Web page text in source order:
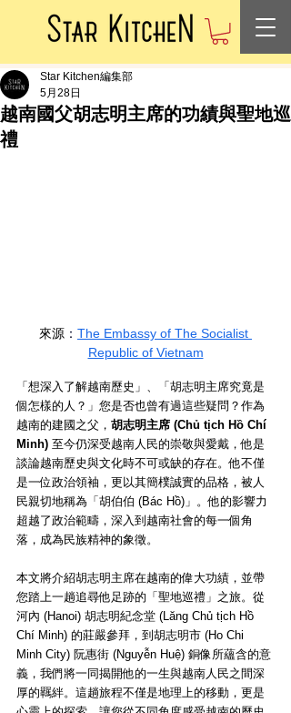
越南國父胡志明主席的功績與聖地巡
禮
Star Kitchen編集部
5月28日
來源 ： The Embassy of The Socialist
Republic of Vietnam
「想深入了解越南歷史」、「胡志明主席究竟是
個怎樣的人？」您是否也曾有過這些疑問？作為
越南的建國之父， 胡志明主席 (Chủ tịch Hồ Chí
Minh) 至今仍深受越南人民的崇敬與愛戴，他是
談論越南歷史與文化時不可或缺的存在。他不僅
是一位政治領袖，更以其簡樸誠實的品格，被人
民親切地稱為「胡伯伯 (Bác Hồ)」。他的影響力
超越了政治範疇，深入到越南社會的每一個角
落，成為民族精神的象徵。
本文將介紹胡志明主席在越南的偉大功績，並帶
您踏上一趟追尋他足跡的「聖地巡禮」之旅。從
河內 (Hanoi) 胡志明紀念堂 (Lăng Chủ tịch Hồ
Chí Minh) 的莊嚴參拜，到胡志明市 (Ho Chi
Minh City) 阮惠街 (Nguyễn Huệ) 銅像所蘊含的意
義，我們將一同揭開他的一生與越南人民之間深
厚的羈絆。這趟旅程不僅是地理上的移動，更是